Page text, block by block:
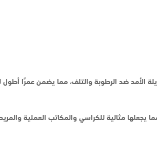
الأمد ضد الرطوبة والتلف، مما يضمن عمرًا أطول
يجعلها مثالية للكراسي والمكاتب العملية